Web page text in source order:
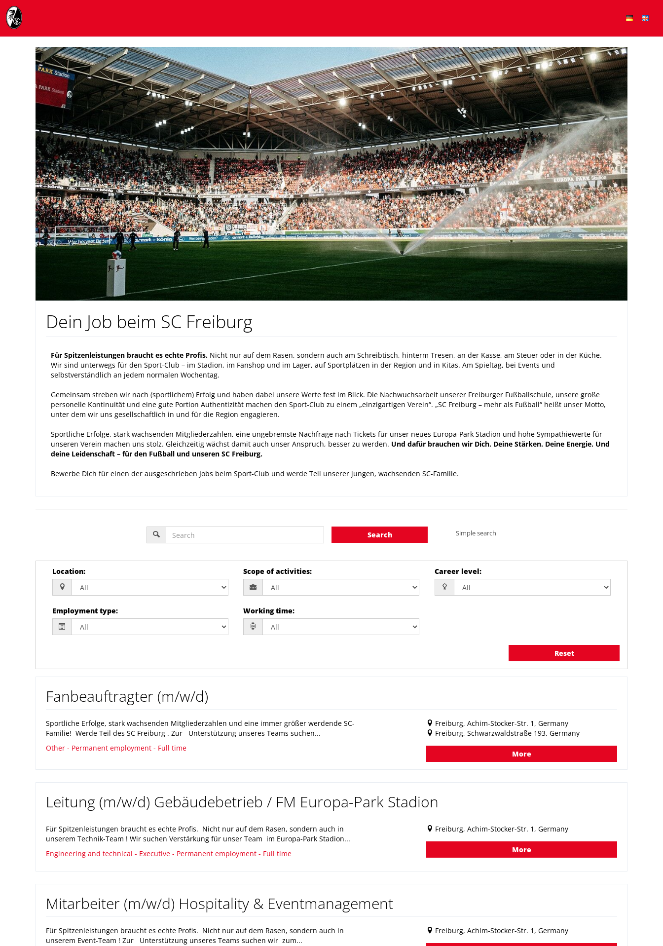
Dein Job beim SC Freiburg
Für Spitzenleistungen braucht es echte Profis. Nicht nur auf dem Rasen, sondern auch am Schreibtisch, hinterm Tresen, an der Kasse, am Steuer oder in der Küche.
Wir sind unterwegs für den Sport-Club – im Stadion, im Fanshop und im Lager, auf Sportplätzen in der Region und in Kitas. Am Spieltag, bei Events und
selbstverständlich an jedem normalen Wochentag.
Gemeinsam streben wir nach (sportlichem) Erfolg und haben dabei unsere Werte fest im Blick. Die Nachwuchsarbeit unserer Freiburger Fußballschule, unsere große
personelle Kontinuität und eine gute Portion Authentizität machen den Sport-Club zu einem „einzigartigen Verein“. „SC Freiburg – mehr als Fußball“ heißt unser Motto,
unter dem wir uns gesellschaftlich in und für die Region engagieren.
Sportliche Erfolge, stark wachsenden Mitgliederzahlen, eine ungebremste Nachfrage nach Tickets für unser neues Europa-Park Stadion und hohe Sympathiewerte für
unseren Verein machen uns stolz. Gleichzeitig wächst damit auch unser Anspruch, besser zu werden. Und dafür brauchen wir Dich. Deine Stärken. Deine Energie. Und
deine Leidenschaft – für den Fußball und unseren SC Freiburg.
Bewerbe Dich für einen der ausgeschrieben Jobs beim Sport-Club und werde Teil unserer jungen, wachsenden SC-Familie.
Search Simple search
Location: Scope of activities: Career level:
Employment type: Working time:
Reset
Fanbeauftragter (m/w/d)
Sportliche Erfolge, stark wachsenden Mitgliederzahlen und eine immer größer werdende SC-
Familie! Werde Teil des SC Freiburg . Zur Unterstützung unseres Teams suchen...
Other - Permanent employment - Full time
Freiburg, Achim-Stocker-Str. 1, Germany
Freiburg, Schwarzwaldstraße 193, Germany
More
Leitung (m/w/d) Gebäudebetrieb / FM Europa-Park Stadion
Für Spitzenleistungen braucht es echte Profis. Nicht nur auf dem Rasen, sondern auch in
unserem Technik-Team ! Wir suchen Verstärkung für unser Team im Europa-Park Stadion...
Engineering and technical - Executive - Permanent employment - Full time
Freiburg, Achim-Stocker-Str. 1, Germany
More
Mitarbeiter (m/w/d) Hospitality & Eventmanagement
Für Spitzenleistungen braucht es echte Profis. Nicht nur auf dem Rasen, sondern auch in
unserem Event-Team ! Zur Unterstützung unseres Teams suchen wir zum...
Freiburg, Achim-Stocker-Str. 1, Germany